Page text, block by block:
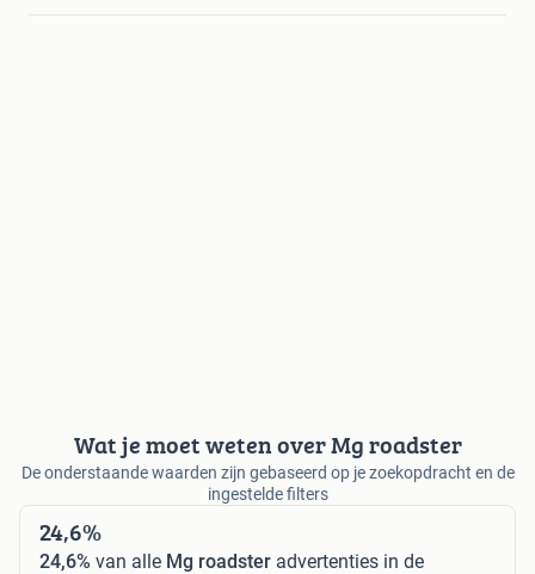
Wat je moet weten over Mg roadster
De onderstaande waarden zijn gebaseerd op je zoekopdracht en de
ingestelde filters
24,6%
24,6% van alle Mg roadster advertenties in de